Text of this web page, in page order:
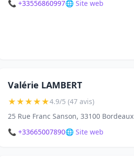
📞 +33556860997🌐 Site web
Valérie LAMBERT
★★★★★4.9/5 (47 avis)
25 Rue Franc Sanson, 33100 Bordeaux
📞 +33665007890🌐 Site web